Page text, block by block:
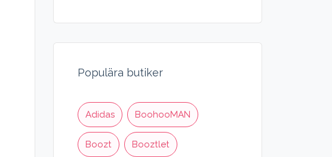
Populära butiker
Adidas BoohooMAN
Boozt Booztlet